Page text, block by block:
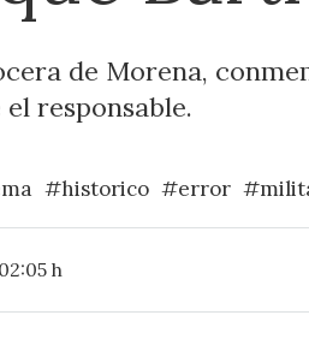
de Morena,
responsable.
#historico #error
h